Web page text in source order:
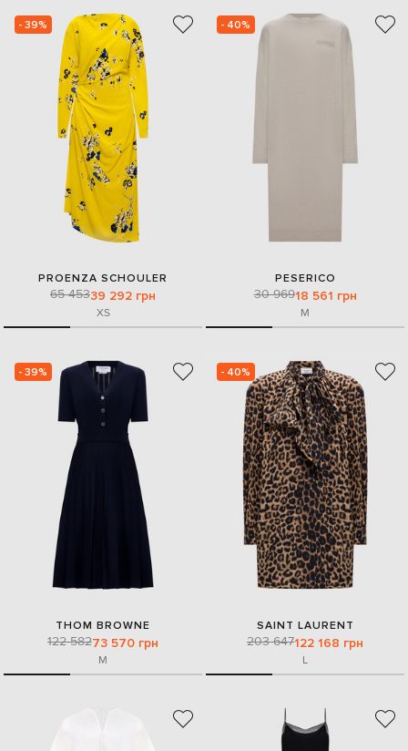
- 39%
PROENZA SCHOULER
65 45339 292 грн
XS
- 40%
PESERICO
30 96918 561 грн
M
- 39%
THOM BROWNE
122 58273 570 грн
M
- 40%
SAINT LAURENT
203 647122 168 грн
L